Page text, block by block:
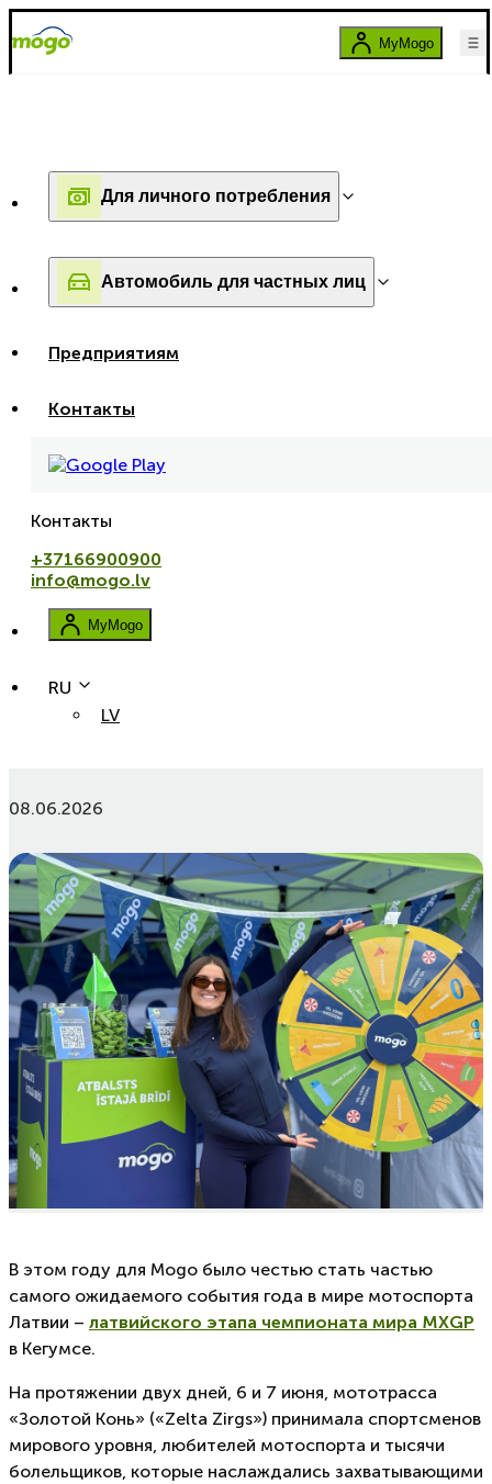
MyMogo
Для личного потребления
Автомобиль для частных лиц
Предприятиям
Контакты
Контакты
+37166900900
info@mogo.lv
MyMogo
RU
LV
Mogo вместе с любителями мотокросса на этапе
08.06.2026
В этом году для Mogo было честью стать частью
самого ожидаемого события года в мире мотоспорта
Латвии – латвийского этапа чемпионата мира MXGP
в Кегумсе.
На протяжении двух дней, 6 и 7 июня, мототрасса
«Золотой Конь» («Zelta Zirgs») принимала спортсменов
мирового уровня, любителей мотоспорта и тысячи
болельщиков, которые наслаждались захватывающими